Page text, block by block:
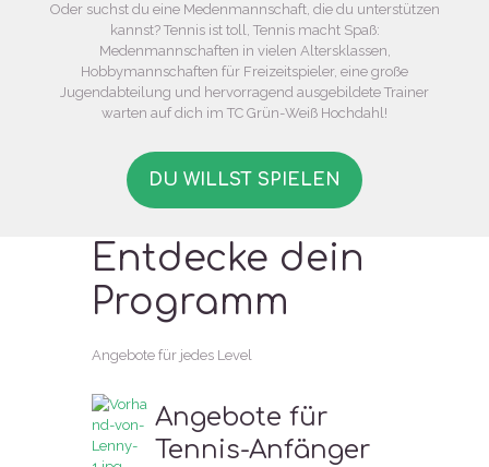
Oder suchst du eine Medenmannschaft, die du unterstützen
kannst? Tennis ist toll, Tennis macht Spaß:
Medenmannschaften in vielen Altersklassen,
Hobbymannschaften für Freizeitspieler, eine große
Jugendabteilung und hervorragend ausgebildete Trainer
warten auf dich im TC Grün-Weiß Hochdahl!
DU WILLST SPIELEN
Entdecke dein
Programm
Angebote für jedes Level
Angebote für
Tennis-Anfänger